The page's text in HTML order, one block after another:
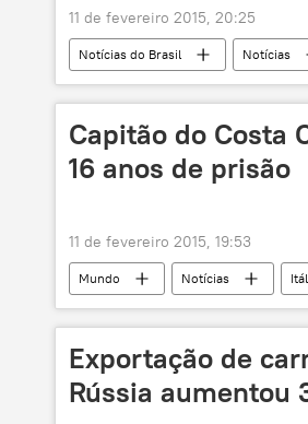
11 de fevereiro 2015, 20:25
Notícias do Brasil Notícias
acidente
mortes
Capitão do Costa
16 anos de prisão
11 de fevereiro 2015, 19:53
Mundo Notícias
naufrágio
Exportação de
Rússia aumentou